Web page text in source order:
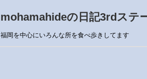
mohamahideの日記3rdステ
福岡を中心にいろんな所を食べ歩きしてます